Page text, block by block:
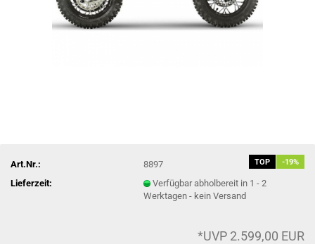
TOP -19%
Art.Nr.:
8897
Lieferzeit:
Verfügbar abholbereit in 1 - 2
Werktagen - kein Versand
*UVP 2.599,00 EUR